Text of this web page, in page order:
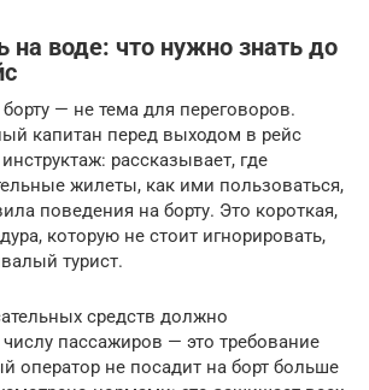
на воде: что нужно знать до
— не тема для переговоров.
капитан перед выходом в рейс
рассказывает, где
жилеты, как ими пользоваться,
поведения на борту. Это короткая,
которую не стоит игнорировать,
турист.
средств должно
числу пассажиров — это требование
оператор не посадит на борт больше